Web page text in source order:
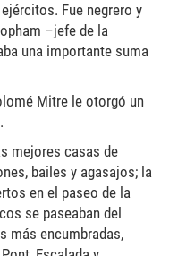
Fue negrero y
–jefe de la
una importante suma
Mitre le otorgó un
mejores casas de
bailes y agasajos; la
en el paseo de la
se paseaban del
más encumbradas,